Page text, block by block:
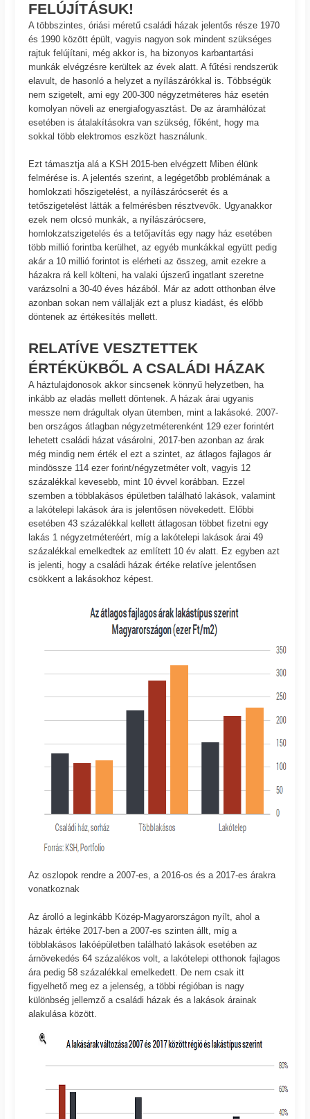
FELÚJÍTÁSUK!
A többszintes, óriási méretű családi házak jelentős része 1970
és 1990 között épült, vagyis nagyon sok mindent szükséges
rajtuk felújítani, még akkor is, ha bizonyos karbantartási
munkák elvégzésre kerültek az évek alatt. A fűtési rendszerük
elavult, de hasonló a helyzet a nyílászárókkal is. Többségük
nem szigetelt, ami egy 200-300 négyzetméteres ház esetén
komolyan növeli az energiafogyasztást. De az áramhálózat
esetében is átalakításokra van szükség, főként, hogy ma
sokkal több elektromos eszközt használunk.
Ezt támasztja alá a KSH 2015-ben elvégzett Miben élünk
felmérése is. A jelentés szerint, a legégetőbb problémának a
homlokzati hőszigetelést, a nyílászárócserét és a
tetőszigetelést látták a felmérésben résztvevők. Ugyanakkor
ezek nem olcsó munkák, a nyílászárócsere,
homlokzatszigetelés és a tetőjavítás egy nagy ház esetében
több millió forintba kerülhet, az egyéb munkákkal együtt pedig
akár a 10 millió forintot is elérheti az összeg, amit ezekre a
házakra rá kell költeni, ha valaki újszerű ingatlant szeretne
varázsolni a 30-40 éves házából. Már az adott otthonban élve
azonban sokan nem vállalják ezt a plusz kiadást, és előbb
döntenek az értékesítés mellett.
RELATÍVE VESZTETTEK
ÉRTÉKÜKBŐL A CSALÁDI HÁZAK
A háztulajdonosok akkor sincsenek könnyű helyzetben, ha
inkább az eladás mellett döntenek. A házak árai ugyanis
messze nem drágultak olyan ütemben, mint a lakásoké. 2007-
ben országos átlagban négyzetméterenként 129 ezer forintért
lehetett családi házat vásárolni, 2017-ben azonban az árak
még mindig nem érték el ezt a szintet, az átlagos fajlagos ár
mindössze 114 ezer forint/négyzetméter volt, vagyis 12
százalékkal kevesebb, mint 10 évvel korábban. Ezzel
szemben a többlakásos épületben található lakások, valamint
a lakótelepi lakások ára is jelentősen növekedett. Előbbi
esetében 43 százalékkal kellett átlagosan többet fizetni egy
lakás 1 négyzetméteréért, míg a lakótelepi lakások árai 49
százalékkal emelkedtek az említett 10 év alatt. Ez egyben azt
is jelenti, hogy a családi házak értéke relatíve jelentősen
csökkent a lakásokhoz képest.
Az oszlopok rendre a 2007-es, a 2016-os és a 2017-es árakra
vonatkoznak
Az árolló a leginkább Közép-Magyarországon nyílt, ahol a
házak értéke 2017-ben a 2007-es szinten állt, míg a
többlakásos lakóépületben található lakások esetében az
árnövekedés 64 százalékos volt, a lakótelepi otthonok fajlagos
ára pedig 58 százalékkal emelkedett. De nem csak itt
figyelhető meg ez a jelenség, a többi régióban is nagy
különbség jellemző a családi házak és a lakások árainak
alakulása között.